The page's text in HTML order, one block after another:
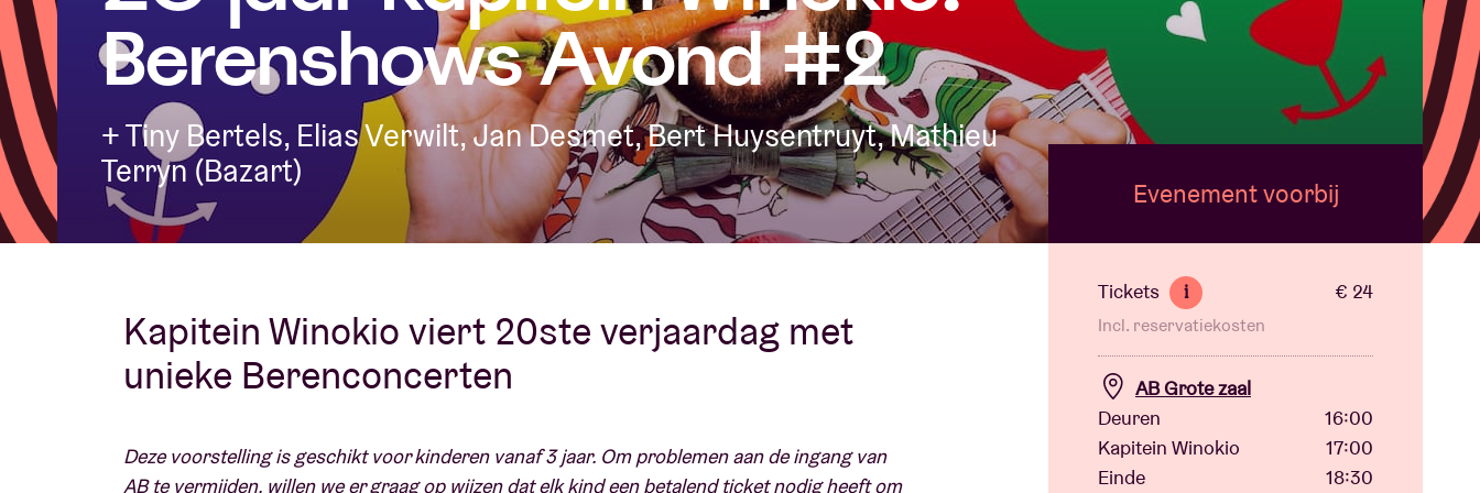
Bezoekersinfo
AB ❤ you
Over AB
Contact
Berenshows Avond #2
+ Tiny Bertels, Elias Verwilt, Jan Desmet, Bert Huysentruyt, Mathieu
Terryn (Bazart)
Kapitein Winokio viert 20ste verjaardag met
unieke Berenconcerten
Deze voorstelling is geschikt voor kinderen vanaf 3 jaar. Om problemen aan de ingang van
AB te vermijden, willen we er graag op wijzen dat elk kind een betalend ticket nodig heeft om
Evenement voorbij
Tickets i € 24
Incl. reservatiekosten
AB Grote zaal
Deuren
16:00
Kapitein Winokio
17:00
Einde
18:30